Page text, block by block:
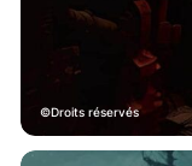
Droits réservés